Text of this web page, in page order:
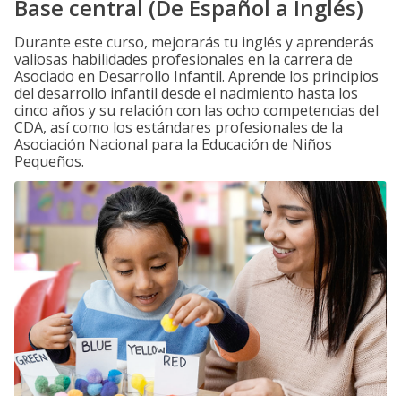
Base central (De Español a Inglés)
Durante este curso, mejorarás tu inglés y aprenderás
valiosas habilidades profesionales en la carrera de
Asociado en Desarrollo Infantil. Aprende los principios
del desarrollo infantil desde el nacimiento hasta los
cinco años y su relación con las ocho competencias del
CDA, así como los estándares profesionales de la
Asociación Nacional para la Educación de Niños
Pequeños.